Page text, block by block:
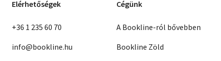
Elérhetőségek
+36 1 235 60 70
info@bookline.hu
Cégünk
A Bookline-ról bővebben
Bookline Zöld